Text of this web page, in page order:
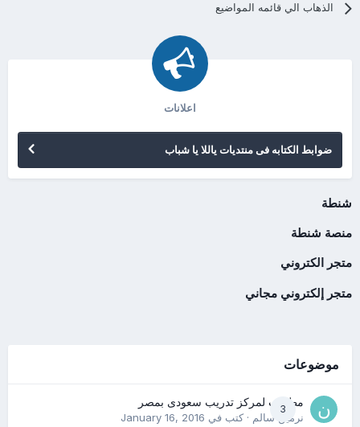
الذهاب الي قائمه المواضيع
اعلانات
ضوابط الكتابه فى منتديات ياللا يا شباب
شنطة
منصة شنطة
متجر الكتروني
متجر إلكتروني مجاني
موضوعات
3
مطلوب لمركز تدريب سعودى بمصر
نرمين سالم· كتب في January 16, 2016